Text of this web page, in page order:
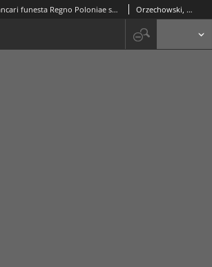
Chimera sive de Stancari funesta Regno Poloniae secta Orzechowski, Stanisław (1513-1566)